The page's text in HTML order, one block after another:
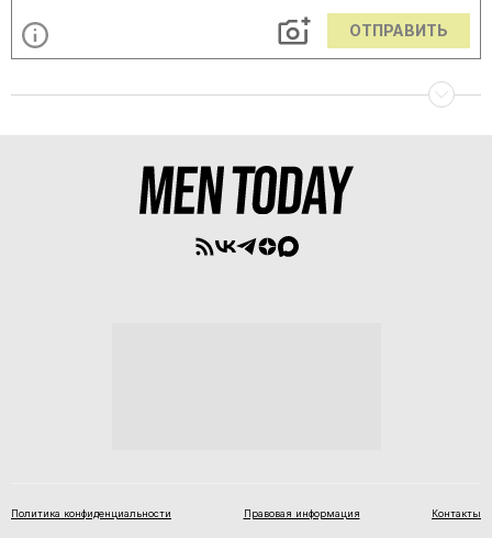
ОТПРАВИТЬ
Политика конфиденциальности Правовая информация Контакты